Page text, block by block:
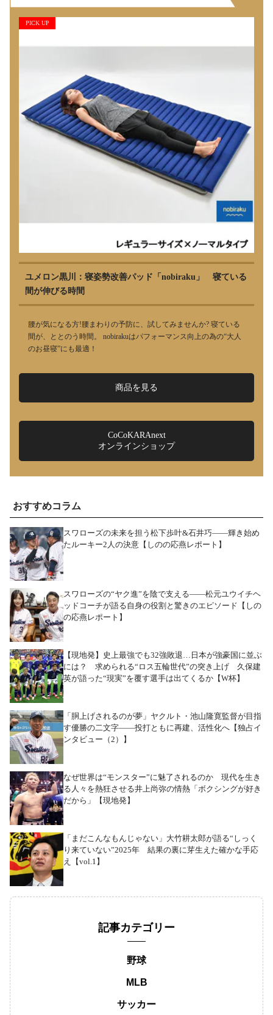
PICK UP
ユメロン黒川：寝姿勢改善パッド「nobiraku」 寝ている
間が伸びる時間
腰が気になる方!腰まわりの予防に、試してみませんか? 寝ている
間が、ととのう時間。 nobirakuはパフォーマンス向上の為の“大人
のお昼寝”にも最適！
商品を見る
CoCoKARAnext
オンラインショップ
おすすめコラム
スワローズの未来を担う松下歩叶&石井巧――輝き始め
たルーキー2人の決意【しのの応燕レポート】
スワローズの“ヤク進”を陰で支える――松元ユウイチヘ
ッドコーチが語る自身の役割と驚きのエピソード【しの
の応燕レポート】
【現地発】史上最強でも32強敗退…日本が強豪国に並ぶ
には？ 求められる“ロス五輪世代”の突き上げ 久保建
英が語った“現実”を覆す選手は出てくるか【W杯】
「胴上げされるのが夢」ヤクルト・池山隆寛監督が目指
す優勝の二文字――投打ともに再建、活性化へ【独占イ
ンタビュー（2）】
なぜ世界は“モンスター”に魅了されるのか 現代を生き
る人々を熱狂させる井上尚弥の情熱「ボクシングが好き
だから」【現地発】
「まだこんなもんじゃない」大竹耕太郎が語る“しっく
り来ていない”2025年 結果の裏に芽生えた確かな手応
え【vol.1】
記事カテゴリー
野球
MLB
サッカー